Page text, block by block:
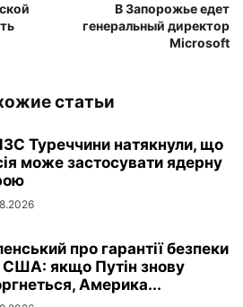
В Запорожье едет
генеральный директор
Microsoft
статьи
Туреччини натякнули, що
може застосувати ядерну
про гарантії безпеки
США: якщо Путін знову
Америка...